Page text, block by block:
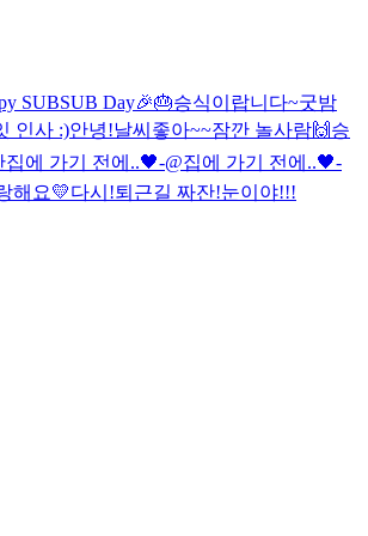
SUBSUB Day🎉🎂승식이랍니다~굿밤
인사 :)안녕!날씨좋아~~잠깐 놀사람🙌 승
집에 가기 전에..🖤-@집에 가기 전에..🖤-
해요💛다시!퇴근길 짜잔!눈이야!!!